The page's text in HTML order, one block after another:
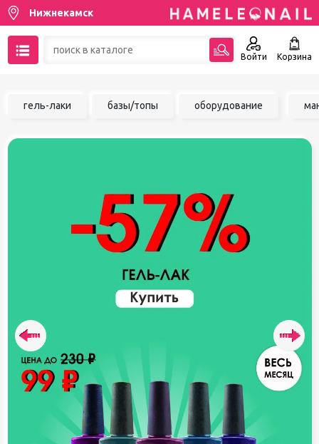
Нижнекамск
Войти Корзина
гель-лаки базы/топы оборудование